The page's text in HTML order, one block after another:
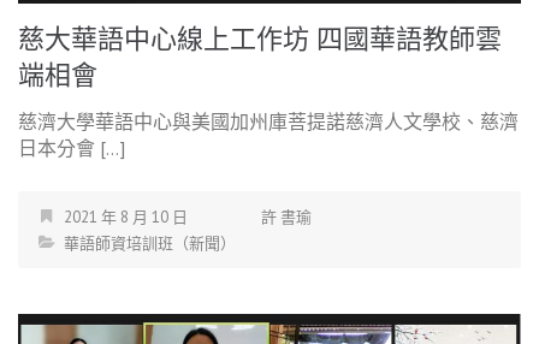
慈大華語中心線上工作坊 四國華語教師雲
端相會
慈濟大學華語中心與美國加州庫菩提諾慈濟人文學校、慈濟
日本分會 […]
2021 年 8 月 10 日
許 書瑜
華語師資培訓班（新聞）